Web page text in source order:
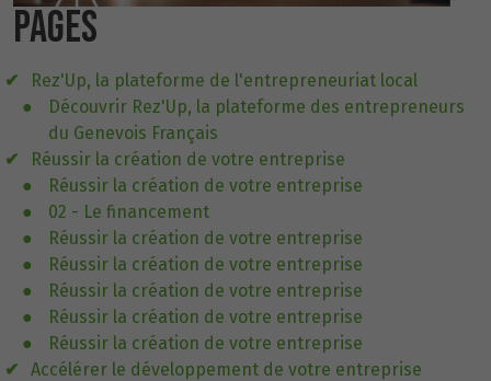
PAGES
Rez'Up, la plateforme de l'entrepreneuriat local
Découvrir Rez'Up, la plateforme des entrepreneurs
du Genevois Français
Réussir la création de votre entreprise
Réussir la création de votre entreprise
02 - Le financement
Réussir la création de votre entreprise
Réussir la création de votre entreprise
Réussir la création de votre entreprise
Réussir la création de votre entreprise
Réussir la création de votre entreprise
Accélérer le développement de votre entreprise